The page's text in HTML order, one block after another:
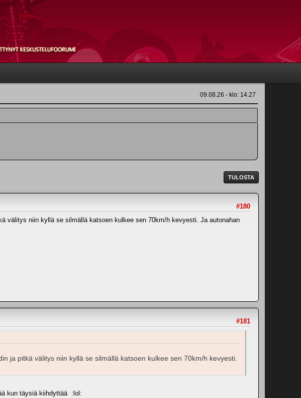
09.08.26 - klo: 14.27
TULOSTA
#180
välitys niin kyllä se silmällä katsoen kulkee sen 70km/h kevyesti. Ja autonahan
#181
ja pitkä välitys niin kyllä se silmällä katsoen kulkee sen 70km/h kevyesti.
kun täysiä kiihdyttää :lol: